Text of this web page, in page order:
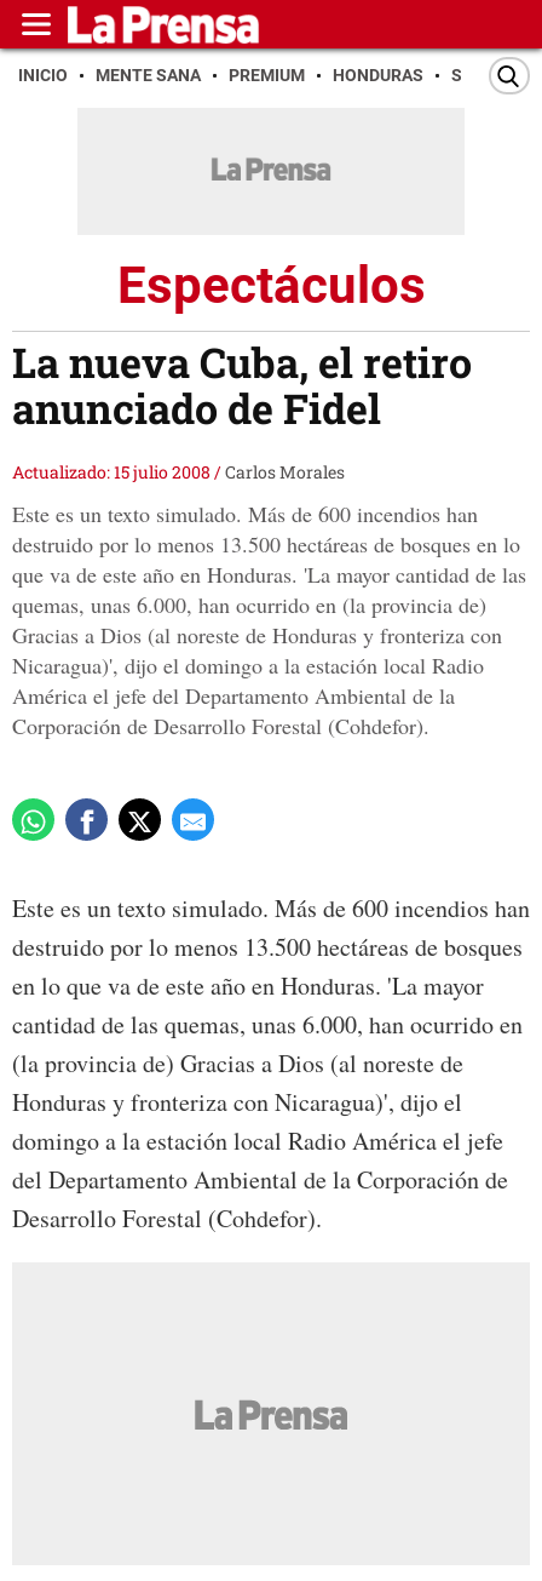
INICIO MENTE SANA PREMIUM HONDURAS SAN PEDRO
Espectáculos
La nueva Cuba, el retiro
anunciado de Fidel
Actualizado: 15 julio 2008 /Carlos Morales
Este es un texto simulado. Más de 600 incendios han
destruido por lo menos 13.500 hectáreas de bosques en lo
que va de este año en Honduras. 'La mayor cantidad de las
quemas, unas 6.000, han ocurrido en (la provincia de)
Gracias a Dios (al noreste de Honduras y fronteriza con
Nicaragua)', dijo el domingo a la estación local Radio
América el jefe del Departamento Ambiental de la
Corporación de Desarrollo Forestal (Cohdefor).
Este es un texto simulado. Más de 600 incendios han
destruido por lo menos 13.500 hectáreas de bosques
en lo que va de este año en Honduras. 'La mayor
cantidad de las quemas, unas 6.000, han ocurrido en
(la provincia de) Gracias a Dios (al noreste de
Honduras y fronteriza con Nicaragua)', dijo el
domingo a la estación local Radio América el jefe
del Departamento Ambiental de la Corporación de
Desarrollo Forestal (Cohdefor).